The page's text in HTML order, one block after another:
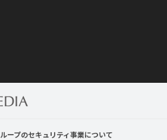
ープのセキュリティ事業について